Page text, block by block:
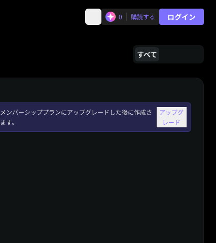
0 購読する ログイン
すべて
ンバーシッププランにアップグレードした後に作成さ
す。
アップグ
レード